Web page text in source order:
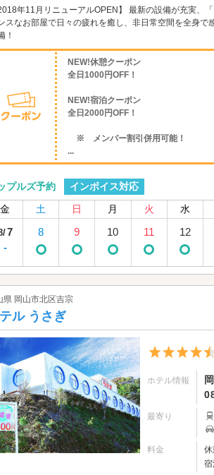
2018年11月リニューアルOPEN】 最新の設備が充実、
スなお部屋で日々の疲れを癒し、非日常空間を全身
！
NEW!休憩クーポン
全日1000円OFF！
NEW!宿泊クーポン
全日2000円OFF！
※ メンバー割引併用可能！
...
プルズ予約
インボイス対応
金
土 日 月 火 水
7
-
8 9 10 11 12
県 岡山市北区吉宗
ル うさぎ
ホテル情報
最寄り
料金 休
宿